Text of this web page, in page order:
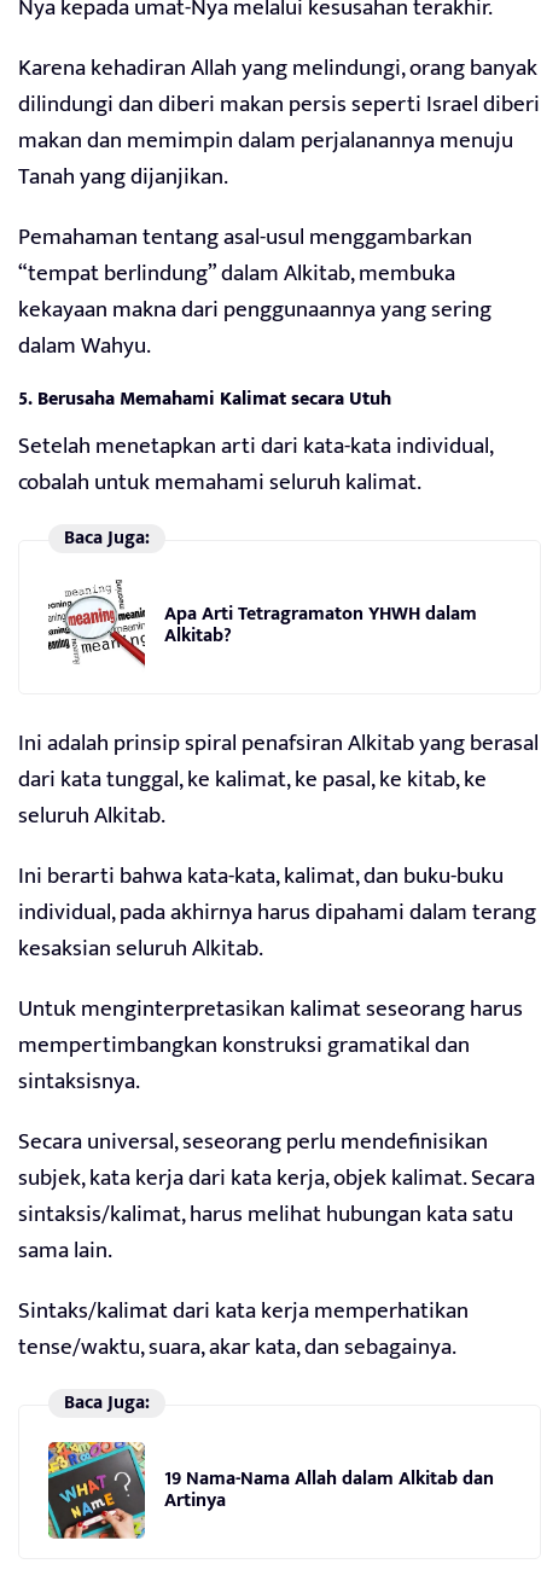
Karena kehadiran Allah yang melindungi, orang banyak
dilindungi dan diberi makan persis seperti Israel diberi
makan dan memimpin dalam perjalanannya menuju
Tanah yang dijanjikan.
Pemahaman tentang asal-usul menggambarkan
“tempat berlindung” dalam Alkitab, membuka
kekayaan makna dari penggunaannya yang sering
dalam Wahyu.
5. Berusaha Memahami Kalimat secara Utuh
Setelah menetapkan arti dari kata-kata individual,
cobalah untuk memahami seluruh kalimat.
Baca Juga:
Apa Arti Tetragramaton YHWH dalam
Alkitab?
Ini adalah prinsip spiral penafsiran Alkitab yang berasal
dari kata tunggal, ke kalimat, ke pasal, ke kitab, ke
seluruh Alkitab.
Ini berarti bahwa kata-kata, kalimat, dan buku-buku
individual, pada akhirnya harus dipahami dalam terang
kesaksian seluruh Alkitab.
Untuk menginterpretasikan kalimat seseorang harus
mempertimbangkan konstruksi gramatikal dan
sintaksisnya.
Secara universal, seseorang perlu mendefinisikan
subjek, kata kerja dari kata kerja, objek kalimat. Secara
sintaksis/kalimat, harus melihat hubungan kata satu
sama lain.
Sintaks/kalimat dari kata kerja memperhatikan
tense/waktu, suara, akar kata, dan sebagainya.
Baca Juga:
19 Nama-Nama Allah dalam Alkitab dan
Artinya